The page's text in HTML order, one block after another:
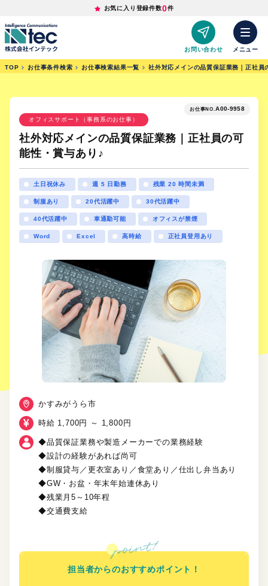
お気に入り登録件数0件
お問い合わせ メニュー
TOP お仕事条件検索 お仕事検索結果一覧 社外対応メインの品質保証業務｜正社員
お仕事NO. A00-9958
オフィスサポート（事務系のお仕事）
社外対応メインの品質保証業務｜正社員の可
能性・賞与あり♪
土日祝休み 週 5 日勤務 残業 20 時間未満
制服あり 20代活躍中 30代活躍中
40代活躍中 車通勤可能 オフィスが禁煙
Word Excel 高時給 正社員登用あり
かすみがうら市
時給 1,700円 ～ 1,800円
◆品質保証業務や製造メーカーでの業務経験
◆設計の経験があれば尚可
◆制服貸与／更衣室あり／食堂あり／仕出し弁当あり
◆GW・お盆・年末年始連休あり
◆残業月5～10年程
◆交通費支給
担当者からのおすすめポイント！